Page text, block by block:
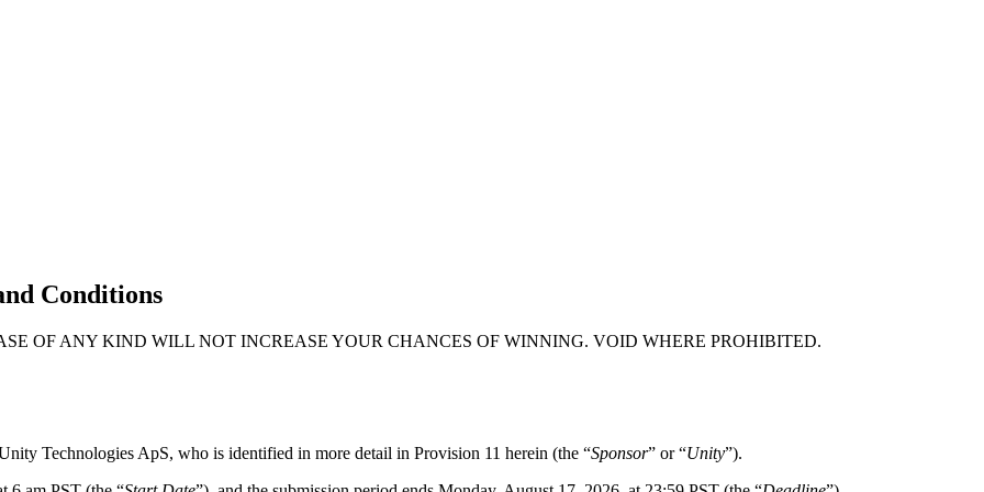
Conditions
OF ANY KIND WILL NOT INCREASE YOUR CHANCES OF WINNING. VOID WHERE PROHIBITED.
Technologies ApS, who is identified in more detail in Provision 11 herein (the “Sponsor” or “Unity”).